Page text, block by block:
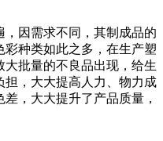
因需求不同，其制成品的
种类如此之多，在生产塑
批量的不良品出现，给生
，大大提高人力、物力成
，大大提升了产品质量，